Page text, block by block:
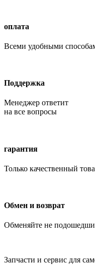
оплата
Всеми удобными
Поддержка
Менеджер ответит
на все вопросы
гарантия
Только качественный
Обмен и возврат
Обменяйте не
Запчасти и сервис для